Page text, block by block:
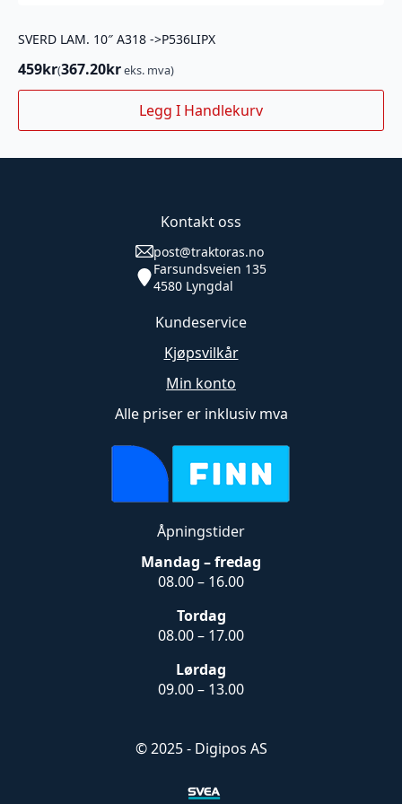
SVERD LAM. 10″ A318 ->P536LIPX
459kr(367.20kreks. mva)
Legg I Handlekurv
Kontakt oss
post@traktoras.no
Farsundsveien 135
4580 Lyngdal
Kundeservice
Kjøpsvilkår
Min konto
Alle priser er inklusiv mva
Åpningstider
Mandag – fredag
08.00 – 16.00
Tordag
08.00 – 17.00
Lørdag
09.00 – 13.00
© 2025 - Digipos AS